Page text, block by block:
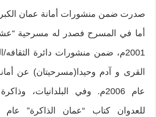
صدرت ضمن منشورات أمانة عمان الكبرى
أما في المسرح فصدر له مسرحية
2001م، ضمن منشورات دائرة
القرى و آدم وحيدا(مسرحيتان) عن
عام 2006م. وفي البلدانيات،